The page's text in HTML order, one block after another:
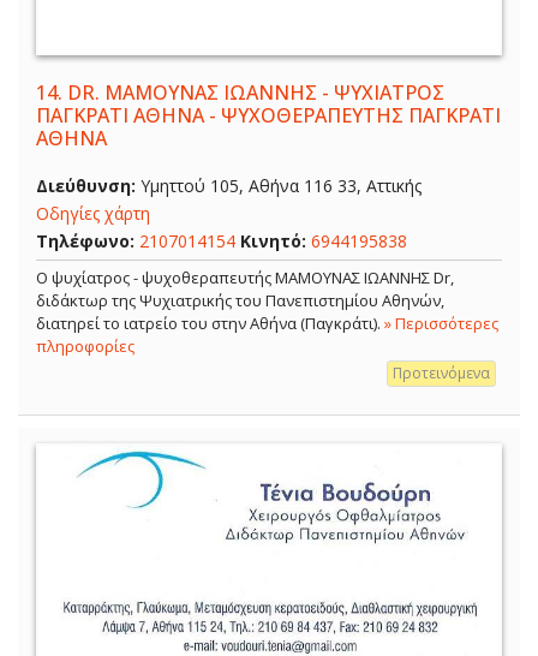
14. DR. ΜΑΜΟΥΝΑΣ ΙΩΑΝΝΗΣ - ΨΥΧΙΑΤΡΟΣ
ΠΑΓΚΡΑΤΙ ΑΘΗΝΑ - ΨΥΧΟΘΕΡΑΠΕΥΤΗΣ ΠΑΓΚΡΑΤΙ
ΑΘΗΝΑ
Διεύθυνση: Υμηττού 105, Αθήνα 116 33, Αττικής
Οδηγίες χάρτη
Τηλέφωνο: 2107014154 Κινητό: 6944195838
Ο ψυχίατρος - ψυχοθεραπευτής ΜΑΜΟΥΝΑΣ ΙΩΑΝΝΗΣ Dr,
διδάκτωρ της Ψυχιατρικής του Πανεπιστημίου Αθηνών,
διατηρεί το ιατρείο του στην Αθήνα (Παγκράτι). » Περισσότερες
πληροφορίες
Προτεινόμενα